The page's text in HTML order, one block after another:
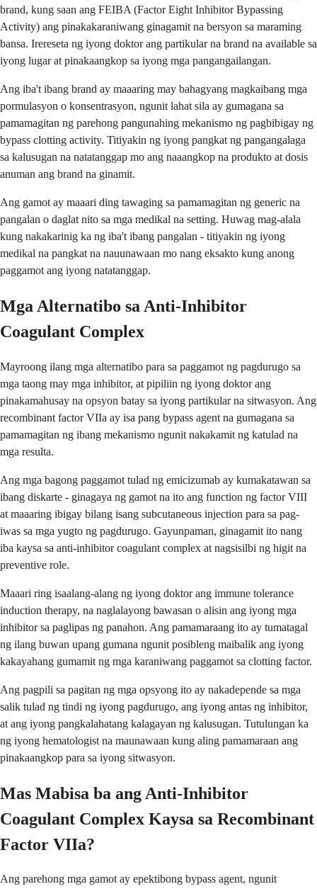
brand, kung saan ang FEIBA (Factor Eight Inhibitor Bypassing
Activity) ang pinakakaraniwang ginagamit na bersyon sa maraming
bansa. Irereseta ng iyong doktor ang partikular na brand na available sa
iyong lugar at pinakaangkop sa iyong mga pangangailangan.
Ang iba't ibang brand ay maaaring may bahagyang magkaibang mga
pormulasyon o konsentrasyon, ngunit lahat sila ay gumagana sa
pamamagitan ng parehong pangunahing mekanismo ng pagbibigay ng
bypass clotting activity. Titiyakin ng iyong pangkat ng pangangalaga
sa kalusugan na natatanggap mo ang naaangkop na produkto at dosis
anuman ang brand na ginamit.
Ang gamot ay maaari ding tawaging sa pamamagitan ng generic na
pangalan o daglat nito sa mga medikal na setting. Huwag mag-alala
kung nakakarinig ka ng iba't ibang pangalan - titiyakin ng iyong
medikal na pangkat na nauunawaan mo nang eksakto kung anong
paggamot ang iyong natatanggap.
Mga Alternatibo sa Anti-Inhibitor
Coagulant Complex
Mayroong ilang mga alternatibo para sa paggamot ng pagdurugo sa
mga taong may mga inhibitor, at pipiliin ng iyong doktor ang
pinakamahusay na opsyon batay sa iyong partikular na sitwasyon. Ang
recombinant factor VIIa ay isa pang bypass agent na gumagana sa
pamamagitan ng ibang mekanismo ngunit nakakamit ng katulad na
mga resulta.
Ang mga bagong paggamot tulad ng emicizumab ay kumakatawan sa
ibang diskarte - ginagaya ng gamot na ito ang function ng factor VIII
at maaaring ibigay bilang isang subcutaneous injection para sa pag-
iwas sa mga yugto ng pagdurugo. Gayunpaman, ginagamit ito nang
iba kaysa sa anti-inhibitor coagulant complex at nagsisilbi ng higit na
preventive role.
Maaari ring isaalang-alang ng iyong doktor ang immune tolerance
induction therapy, na naglalayong bawasan o alisin ang iyong mga
inhibitor sa paglipas ng panahon. Ang pamamaraang ito ay tumatagal
ng ilang buwan upang gumana ngunit posibleng maibalik ang iyong
kakayahang gumamit ng mga karaniwang paggamot sa clotting factor.
Ang pagpili sa pagitan ng mga opsyong ito ay nakadepende sa mga
salik tulad ng tindi ng iyong pagdurugo, ang iyong antas ng inhibitor,
at ang iyong pangkalahatang kalagayan ng kalusugan. Tutulungan ka
ng iyong hematologist na maunawaan kung aling pamamaraan ang
pinakaangkop para sa iyong sitwasyon.
Mas Mabisa ba ang Anti-Inhibitor
Coagulant Complex Kaysa sa Recombinant
Factor VIIa?
Ang parehong mga gamot ay epektibong bypass agent, ngunit